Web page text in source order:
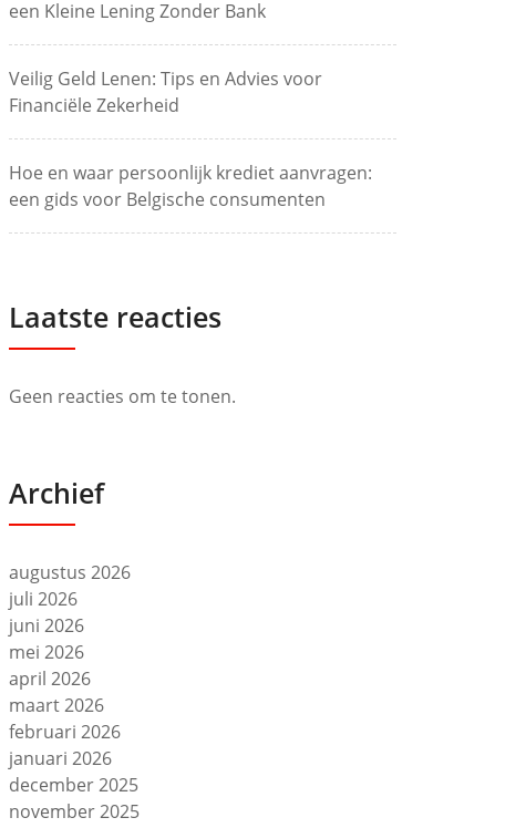
een Kleine Lening Zonder Bank
Veilig Geld Lenen: Tips en Advies voor
Financiële Zekerheid
Hoe en waar persoonlijk krediet aanvragen:
een gids voor Belgische consumenten
Laatste reacties
Geen reacties om te tonen.
Archief
augustus 2026
juli 2026
juni 2026
mei 2026
april 2026
maart 2026
februari 2026
januari 2026
december 2025
november 2025